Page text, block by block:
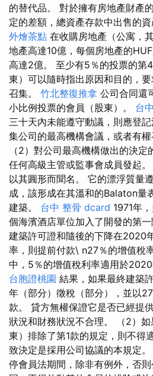
的替代品。 對於擁有房地產財產
定的差額，總資產存款中出售的資
外燴茶點 在收購房地產（公寓，
地產高達10億，每個房地產的
高達2億。 至少有5％的投票的第
東）可以隨時指出原因和目的，
召集。 竹北整復推拿 公司合同還
小比例投票的會員（股東）。 台
三十天內未能遵守動議，則應登
集公司的最高機構會議，或者有權
（2）對公司最高機構做出的決
任何高級主管或監事會成員發起
以其圓形而聞名。 它的漂浮質量
成，該形成在其溫和的Balaton量
建築。 台中 整骨 dcard 1971年
個海濱酒店單位加入了開發的第
建築許可證和隨後的下降在2020
率，則提前付款\ n27％的增值稅
中，5％的增值稅利率適用於2020
台胞證桃園 結果，如果最終建築
年（部分）徵稅（部分），並以
款。 貸方無權保證它是否已經提
狀況和財務狀況不合理。 （2）
東）排除了第1款的規定，則不得
致決定是採用公司協議的本規定。
停會員法期間，除非有例外，否